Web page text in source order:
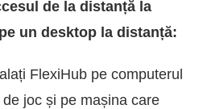
de la distanță la
un desktop la distanță:
FlexiHub pe computerul
joc și pe mașina care